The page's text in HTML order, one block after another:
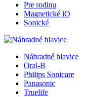
Pre rodinu
Magnetické iO
Sonické
Náhradné hlavice
Oral-B
Philips Sonicare
Panasonic
Truelife